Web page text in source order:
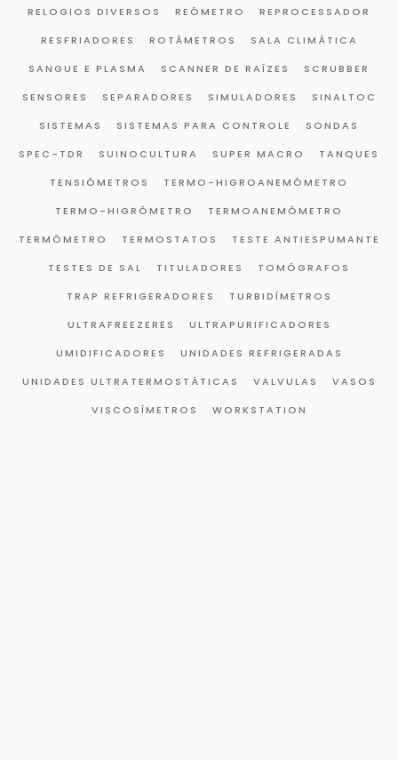
RELOGIOS DIVERSOS REÔMETRO REPROCESSADOR
RESFRIADORES ROTÂMETROS SALA CLIMÁTICA
SANGUE E PLASMA SCANNER DE RAÍZES SCRUBBER
SENSORES SEPARADORES SIMULADORES SINALTOC
SISTEMAS SISTEMAS PARA CONTROLE SONDAS
SPEC-TDR SUINOCULTURA SUPER MACRO TANQUES
TENSIÔMETROS TERMO-HIGROANEMÔMETRO
TERMO-HIGRÔMETRO TERMOANEMÔMETRO
TERMÔMETRO TERMOSTATOS TESTE ANTIESPUMANTE
TESTES DE SAL TITULADORES TOMÓGRAFOS
TRAP REFRIGERADORES TURBIDÍMETROS
ULTRAFREEZERES ULTRAPURIFICADORES
UMIDIFICADORES UNIDADES REFRIGERADAS
UNIDADES ULTRATERMOSTÁTICAS VALVULAS VASOS
VISCOSÍMETROS WORKSTATION